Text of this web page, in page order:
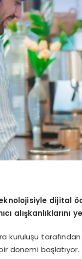
dijital
alışkanlıklarını
kuruluşu
dönemi başlatıyor.